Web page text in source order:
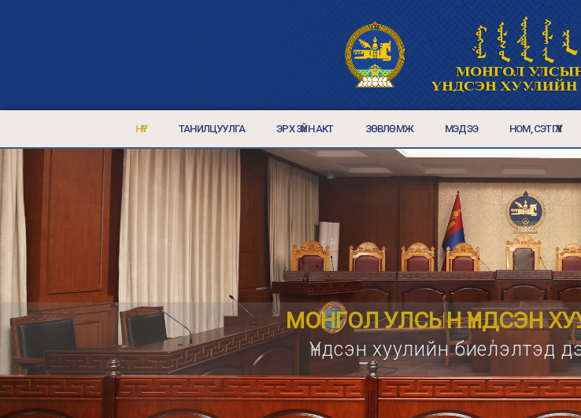
НҮҮР ТАНИЛЦУУЛГА ЭРХ ЗҮЙН АКТ ЗӨВЛӨМЖ МЭДЭЭ НОМ, СЭТГҮҮЛ
МОНГОЛ УЛСЫН ҮНДСЭН
Үндсэн хуулийн биелэлтэд